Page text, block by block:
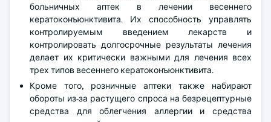
больничных аптек в лечении весеннего
кератоконъюнктивита. Их способность управлять
контролируемым введением лекарств и
контролировать долгосрочные результаты лечения
делает их критически важными для лечения всех
трех типов весеннего кератоконъюнктивита.
Кроме того, розничные аптеки также набирают
обороты из-за растущего спроса на безрецептурные
средства для облегчения аллергии и средства